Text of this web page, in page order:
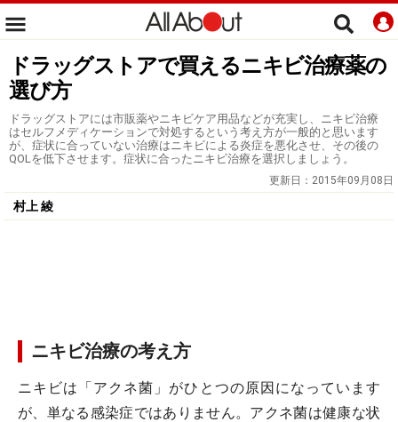
ドラッグストアで買えるニキビ治療薬の
選び方
ドラッグストアには市販薬やニキビケア用品などが充実し、ニキビ治療
はセルフメディケーションで対処するという考え方が一般的と思います
が、症状に合っていない治療はニキビによる炎症を悪化させ、その後の
QOLを低下させます。症状に合ったニキビ治療を選択しましょう。
更新日： 2015年09月08日
村上 綾
ニキビ治療の考え方
ニキビは「アクネ菌」がひとつの原因になっています
が、単なる感染症ではありません。アクネ菌は健康な状